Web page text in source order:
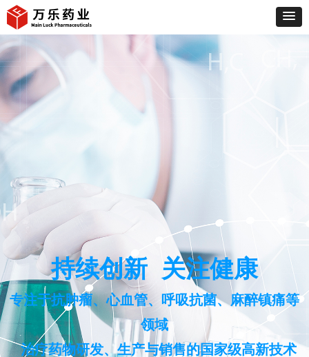
持续创新 关注健康
专注于抗肿瘤、心血管、呼吸抗菌、麻醉镇痛等
领域
治疗药物研发、生产与销售的国家级高新技术